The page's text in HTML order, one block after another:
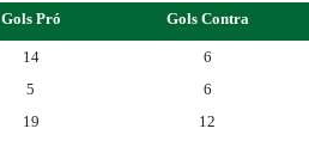
Gols Pró Gols Contra
14 6
5 6
19 12